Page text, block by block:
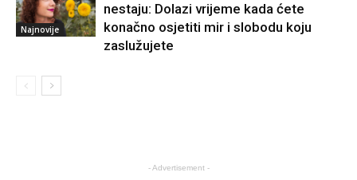
Najnovije
nestaju: Dolazi vrijeme kada ćete
konačno osjetiti mir i slobodu koju
zaslužujete
- Advertisement -